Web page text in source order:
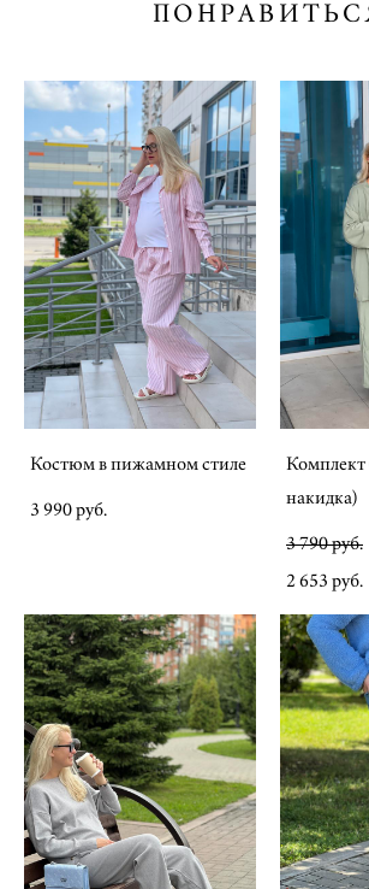
Костюм в пижамном стиле
3 990 pуб.
Комплект
накидка)
3 790 pуб.
2 653 pуб.